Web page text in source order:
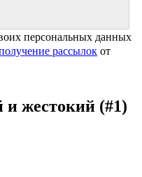
персональных данных
рассылок от
и жестокий (#1)